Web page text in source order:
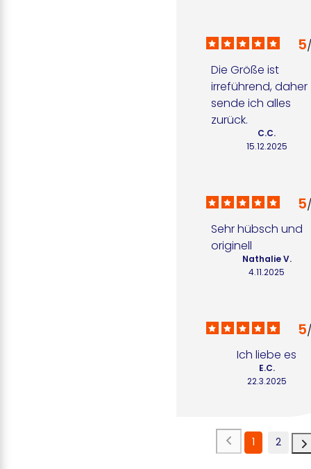
5
Die Größe ist
irreführend, daher
sende ich alles
zurück.
15.12.2025
C.C.
5
Sehr hübsch und
originell
4.11.2025
Nathalie V.
5
Ich liebe es
22.3.2025
E.C.
1 2